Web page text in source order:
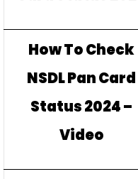
How To Check
NSDL Pan Card
Status 2024 –
Video